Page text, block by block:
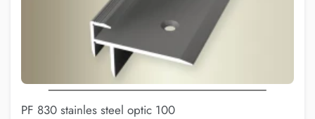
PF 830 stainles steel optic 100